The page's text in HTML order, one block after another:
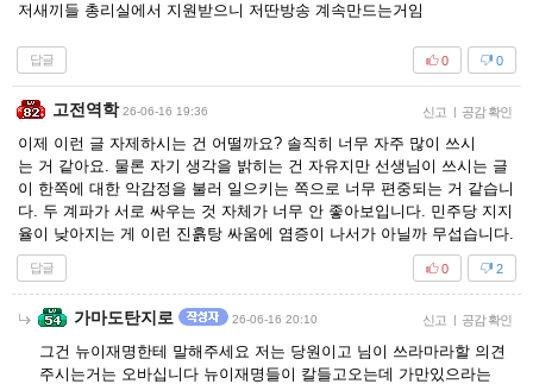
저새끼들 총리실에서 지원받으니 저딴방송 계속만드는거임
답글 0
0
고전역학 26-06-16 19:36 신고 | 공감 확인
이제 이런 글 자제하시는 건 어떨까요? 솔직히 너무 자주 많이 쓰시
는 거 같아요. 물론 자기 생각을 밝히는 건 자유지만 선생님이 쓰시는 글
이 한쪽에 대한 악감정을 불러 일으키는 쪽으로 너무 편중되는 거 같습니
다. 두 계파가 서로 싸우는 것 자체가 너무 안 좋아보입니다. 민주당 지지
율이 낮아지는 게 이런 진흙탕 싸움에 염증이 나서가 아닐까 무섭습니다.
답글 2
0
가마도탄지로 26-06-16 20:10 신고 | 공감 확인
그건 뉴이재명한테 말해주세요 저는 당원이고 님이 쓰라마라할 의견
주시는거는 오바십니다 뉴이재명들이 칼들고오는데 가만있으라는